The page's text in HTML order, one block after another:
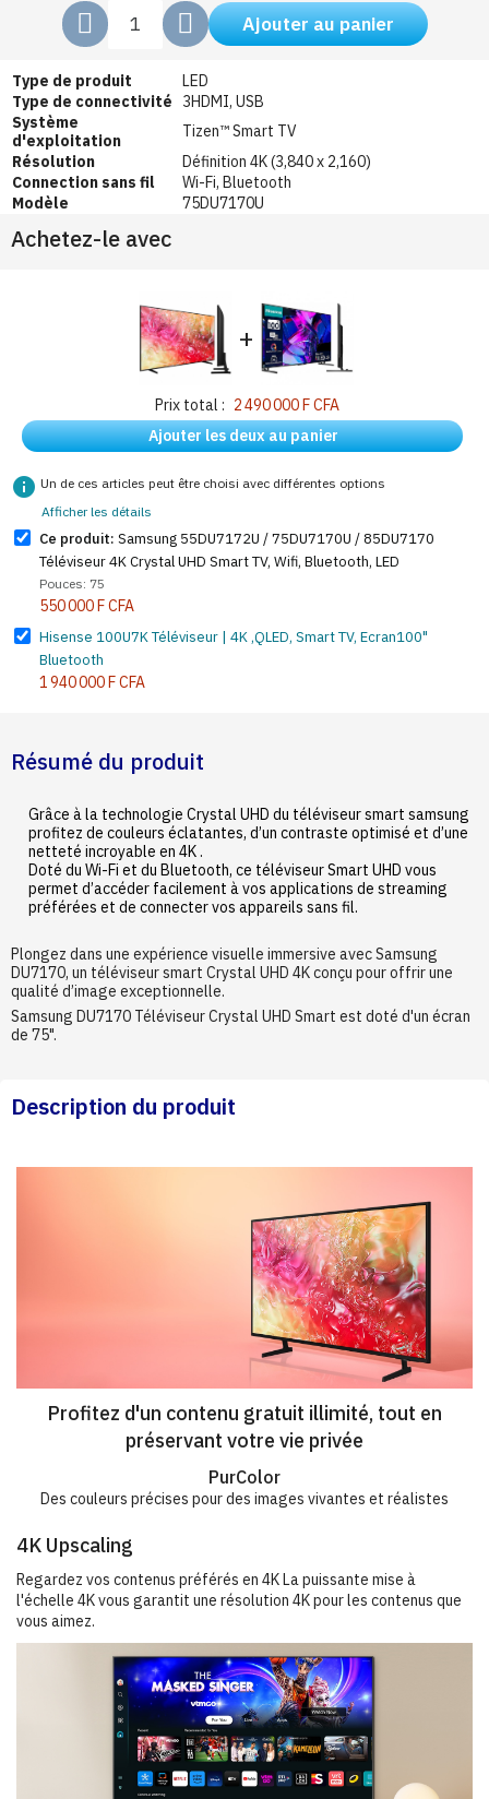
Ajouter au panier
Type de produit
LED
Type de connectivité
3HDMI, USB
Système
d'exploitation
Tizen™ Smart TV
Résolution
Définition 4K (3,840 x 2,160)
Connection sans fil
Wi-Fi, Bluetooth
Modèle
75DU7170U
Achetez-le avec
+
Prix total : 2 490 000 F CFA
Ajouter les deux au panier
info Un de ces articles peut être choisi avec différentes options
Afficher les détails
Ce produit: Samsung 55DU7172U / 75DU7170U / 85DU7170
Téléviseur 4K Crystal UHD Smart TV, Wifi, Bluetooth, LED
Pouces: 75
550 000 F CFA
Hisense 100U7K Téléviseur | 4K ,QLED, Smart TV, Ecran100"
Bluetooth
1 940 000 F CFA
Résumé du produit
Grâce à la technologie Crystal UHD du téléviseur smart samsung
profitez de couleurs éclatantes, d’un contraste optimisé et d’une
netteté incroyable en 4K .
Doté du Wi-Fi et du Bluetooth, ce téléviseur Smart UHD vous
permet d’accéder facilement à vos applications de streaming
préférées et de connecter vos appareils sans fil.
Plongez dans une expérience visuelle immersive avec Samsung
DU7170, un téléviseur smart Crystal UHD 4K conçu pour offrir une
qualité d’image exceptionnelle.
Samsung DU7170 Téléviseur Crystal UHD Smart est doté d'un écran
de 75".
Description du produit
Profitez d'un contenu gratuit illimité, tout en
préservant votre vie privée
PurColor
Des couleurs précises pour des images vivantes et réalistes
4K Upscaling
Regardez vos contenus préférés en 4K La puissante mise à
l'échelle 4K vous garantit une résolution 4K pour les contenus que
vous aimez.